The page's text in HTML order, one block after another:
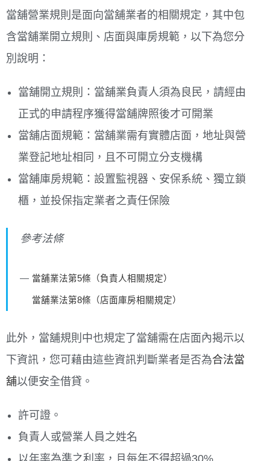
當舖營業規則是面向當舖業者的相關規定，其中包
含當舖業開立規則、店面與庫房規範，以下為您分
別說明：
當舖開立規則：當舖業負責人須為良民，請經由
正式的申請程序獲得當舖牌照後才可開業
當舖店面規範：當舖業需有實體店面，地址與營
業登記地址相同，且不可開立分支機構
當舖庫房規範：設置監視器、安保系統、獨立鎖
櫃，並投保指定業者之責任保險
參考法條
當舖業法第5條（負責人相關規定）
當舖業法第8條（店面庫房相關規定）
此外，當舖規則中也規定了當舖需在店面內揭示以
下資訊，您可藉由這些資訊判斷業者是否為合法當
舖以便安全借貸。
許可證。
負責人或營業人員之姓名